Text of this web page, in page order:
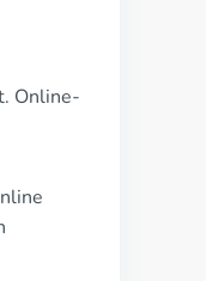
Online-